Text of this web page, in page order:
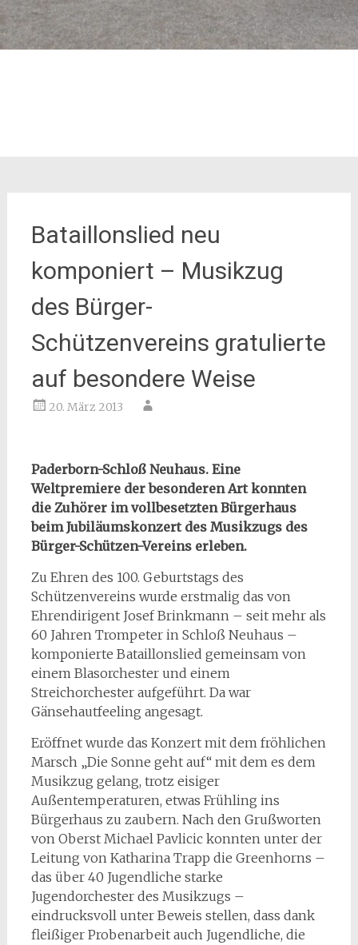
Bataillonslied neu
komponiert – Musikzug
des Bürger-
Schützenvereins gratulierte
auf besondere Weise
20. März 2013
Paderborn-Schloß Neuhaus. Eine
Weltpremiere der besonderen Art konnten
die Zuhörer im vollbesetzten Bürgerhaus
beim Jubiläumskonzert des Musikzugs des
Bürger-Schützen-Vereins erleben.
Zu Ehren des 100. Geburtstags des
Schützenvereins wurde erstmalig das von
Ehrendirigent Josef Brinkmann – seit mehr als
60 Jahren Trompeter in Schloß Neuhaus –
komponierte Bataillonslied gemeinsam von
einem Blasorchester und einem
Streichorchester aufgeführt. Da war
Gänsehautfeeling angesagt.
Eröffnet wurde das Konzert mit dem fröhlichen
Marsch „Die Sonne geht auf“ mit dem es dem
Musikzug gelang, trotz eisiger
Außentemperaturen, etwas Frühling ins
Bürgerhaus zu zaubern. Nach den Grußworten
von Oberst Michael Pavlicic konnten unter der
Leitung von Katharina Trapp die Greenhorns –
das über 40 Jugendliche starke
Jugendorchester des Musikzugs –
eindrucksvoll unter Beweis stellen, dass dank
fleißiger Probenarbeit auch Jugendliche, die